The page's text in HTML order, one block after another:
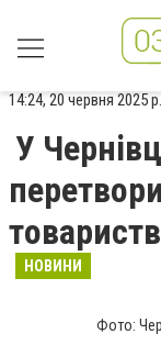
14:24, 20 червня 2025 р.
У
НОВИНИ
Фото: